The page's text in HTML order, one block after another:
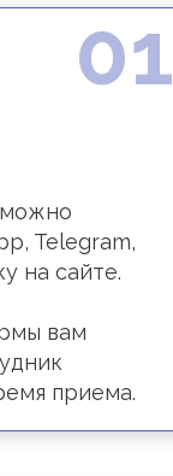
можно
Telegram,
на сайте.
вам
приема.
01